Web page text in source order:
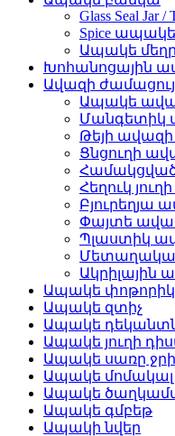
Glass Seal Jar /
Spice
Ապակե
Խոհանոցային
Ավազի
Ապակե
Մանգետիկ
Թեյի ավազի
Ցնցուղի
Հեղուկ
Բյուրեղյա
Փայտե
Պլաստիկ
Ակրիլային
Ապակե
Ապակե զտիչ
Ապակե
Ապակե յուղի
Ապակե սառը
Ապակե մոմակալ
Ապակե
Ապակե գմբեթ
Ապակի նվեր